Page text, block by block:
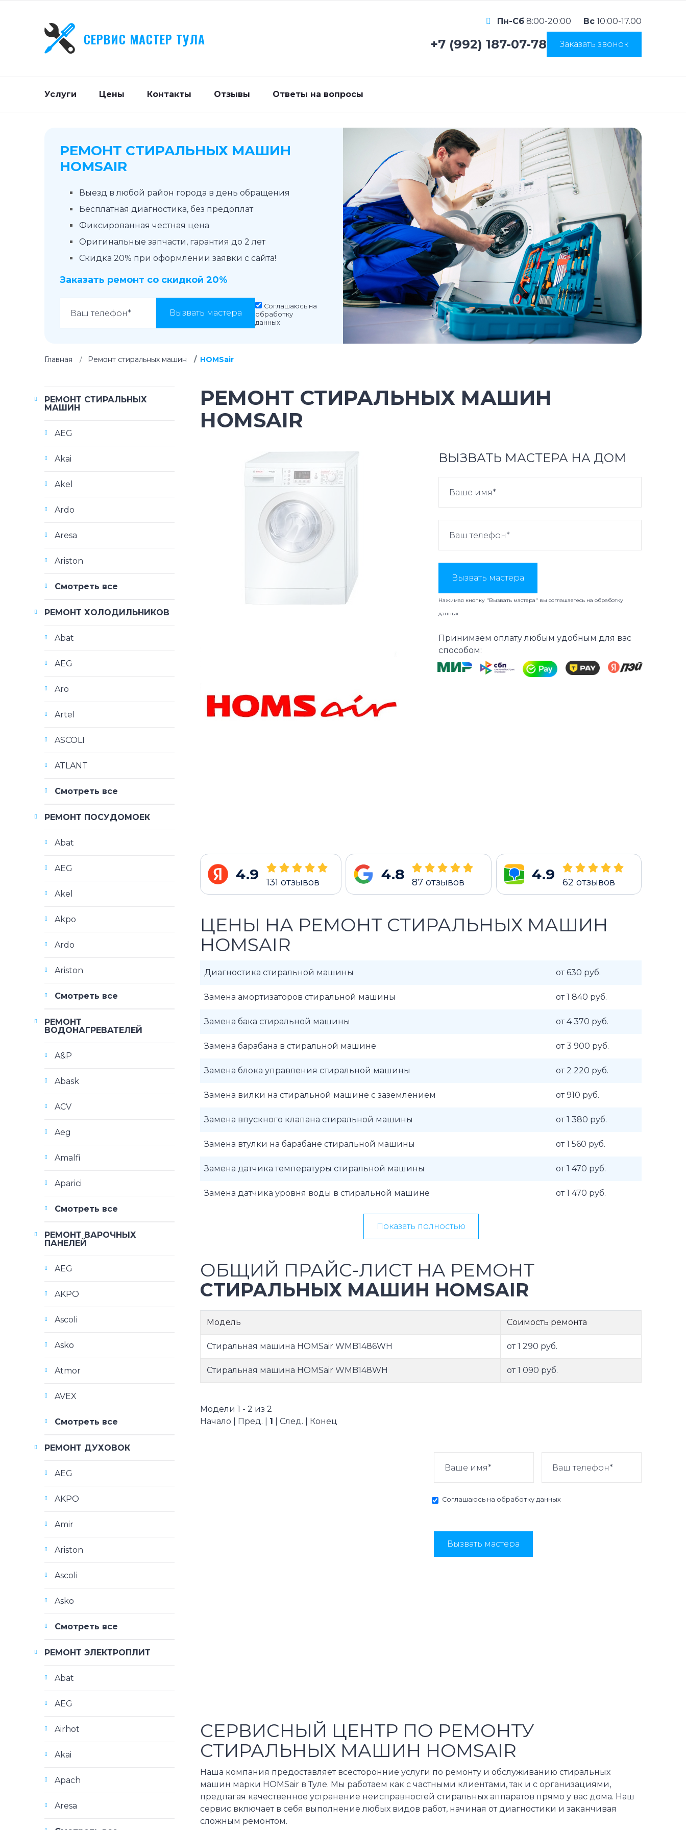
СЕРВИС МАСТЕР ТУЛА
Пн-Сб 8:00-20:00 Вс 10:00-17.00
+7 (992) 187-07-78 Заказать звонок
Услуги Цены Контакты Отзывы Ответы на вопросы
РЕМОНТ СТИРАЛЬНЫХ МАШИН
HOMSAIR
Выезд в любой район города в день обращения
Бесплатная диагностика, без предоплат
Фиксированная честная цена
Оригинальные запчасти, гарантия до 2 лет
Скидка 20% при оформлении заявки с сайта!
Заказать ремонт со скидкой 20%
Вызвать мастера
Соглашаюсь на
обработку
данных
Главная Ремонт стиральных машин HOMSair
РЕМОНТ СТИРАЛЬНЫХ МАШИН
HOMSAIR
ВЫЗВАТЬ МАСТЕРА НА ДОМ
Вызвать мастера
Нажимая кнопку "Вызвать мастера" вы соглашаетесь наобработку
данных
Принимаем оплату любым удобным для вас
способом:
4.9 131 отзывов 4.8 87 отзывов 4.9 62 отзывов
ЦЕНЫ НА РЕМОНТ СТИРАЛЬНЫХ МАШИН
HOMSAIR
Диагностика стиральной машины от 630 руб.
Замена амортизаторов стиральной машины от 1 840 руб.
Замена бака стиральной машины от 4 370 руб.
Замена барабана в стиральной машине от 3 900 руб.
Замена блока управления стиральной машины от 2 220 руб.
Замена вилки на стиральной машине с заземлением от 910 руб.
Замена впускного клапана стиральной машины от 1 380 руб.
Замена втулки на барабане стиральной машины от 1 560 руб.
Замена датчика температуры стиральной машины от 1 470 руб.
Замена датчика уровня воды в стиральной машине от 1 470 руб.
Показать полностью
ОБЩИЙ ПРАЙС-ЛИСТ НА РЕМОНТ
СТИРАЛЬНЫХ МАШИН HOMSAIR
Модель Соимость ремонта
Стиральная машина HOMSair WMB1486WH от 1 290 руб.
Стиральная машина HOMSair WMB148WH от 1 090 руб.
Модели 1 - 2 из 2
Начало | Пред. | 1 | След. | Конец
Соглашаюсь на обработку данных
Вызвать мастера
СЕРВИСНЫЙ ЦЕНТР ПО РЕМОНТУ
СТИРАЛЬНЫХ МАШИН HOMSAIR
Наша компания предоставляет всесторонние услуги по ремонту и обслуживанию стиральных
машин марки HOMSair в Туле. Мы работаем как с частными клиентами, так и с организациями,
предлагая качественное устранение неисправностей стиральных аппаратов прямо у вас дома. Наш
сервис включает в себя выполнение любых видов работ, начиная от диагностики и заканчивая
сложным ремонтом.
РЕМОНТ СТИРАЛЬНЫХ
МАШИН
AEG
Akai
Akel
Ardo
Aresa
Ariston
Смотреть все
РЕМОНТ ХОЛОДИЛЬНИКОВ
Abat
AEG
Aro
Artel
ASCOLI
ATLANT
Смотреть все
РЕМОНТ ПОСУДОМОЕК
Abat
AEG
Akel
Akpo
Ardo
Ariston
Смотреть все
РЕМОНТ
ВОДОНАГРЕВАТЕЛЕЙ
A&P
Abask
ACV
Aeg
Amalfi
Aparici
Смотреть все
РЕМОНТ ВАРОЧНЫХ
ПАНЕЛЕЙ
AEG
AKPO
Ascoli
Asko
Atmor
AVEX
Смотреть все
РЕМОНТ ДУХОВОК
AEG
AKPO
Amir
Ariston
Ascoli
Asko
Смотреть все
РЕМОНТ ЭЛЕКТРОПЛИТ
Abat
AEG
Airhot
Akai
Apach
Aresa